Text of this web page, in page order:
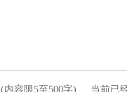
(内容限5至500字) 当前已